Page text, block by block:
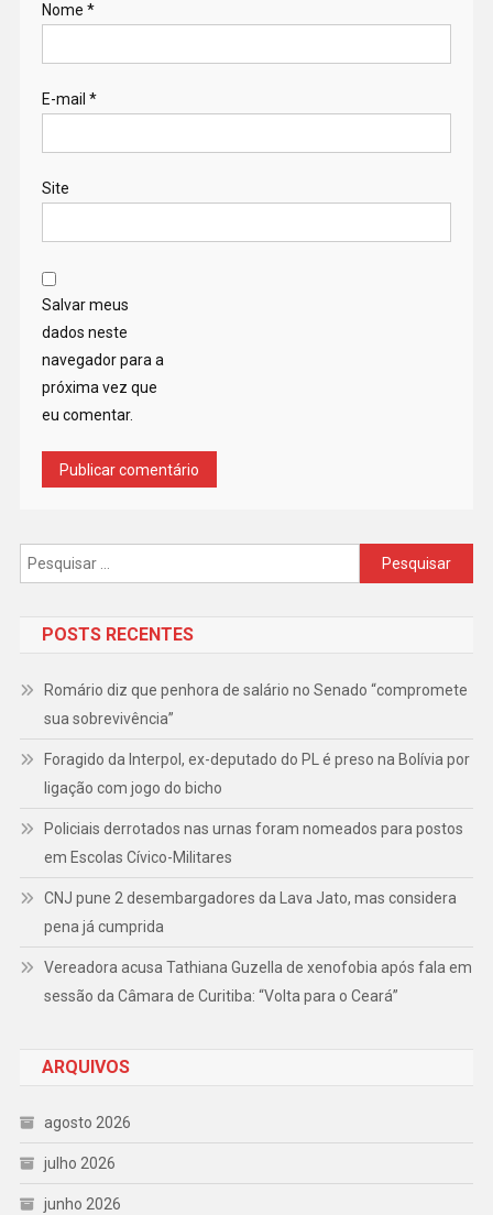
Nome *
E-mail *
Site
Salvar meus
dados neste
navegador para a
próxima vez que
eu comentar.
Pesquisar
por:
POSTS RECENTES
Romário diz que penhora de salário no Senado “compromete
sua sobrevivência”
Foragido da Interpol, ex-deputado do PL é preso na Bolívia por
ligação com jogo do bicho
Policiais derrotados nas urnas foram nomeados para postos
em Escolas Cívico-Militares
CNJ pune 2 desembargadores da Lava Jato, mas considera
pena já cumprida
Vereadora acusa Tathiana Guzella de xenofobia após fala em
sessão da Câmara de Curitiba: “Volta para o Ceará”
ARQUIVOS
agosto 2026
julho 2026
junho 2026